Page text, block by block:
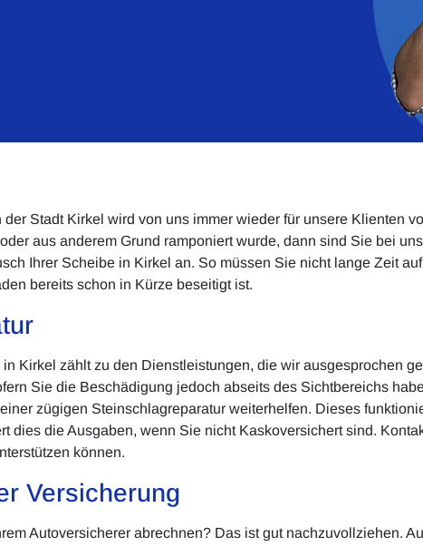
Stadt Kirkel wird von uns immer wieder für unsere Klienten
aus anderem Grund ramponiert wurde, dann sind Sie bei
Ihrer Scheibe in Kirkel an. So müssen Sie nicht lange Zeit
bereits schon in Kürze beseitigt ist.
Kirkel zählt zu den Dienstleistungen, die wir ausgesprochen
Sie die Beschädigung jedoch abseits des Sichtbereichs
zügigen Steinschlagreparatur weiterhelfen. Dieses
dies die Ausgaben, wenn Sie nicht Kaskoversichert sind.
können.
Versicherung
Autoversicherer abrechnen? Das ist gut nachzuvollziehen.